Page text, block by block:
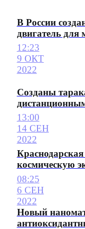
В России
двигатель для
12:23
9 ОКТ
2022
Созданы
13:00
14 СЕН
2022
космическую
08:25
6 СЕН
2022
Новый